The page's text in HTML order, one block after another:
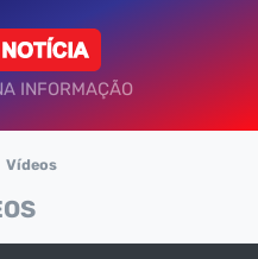
INFORMAÇÃO
Vídeos